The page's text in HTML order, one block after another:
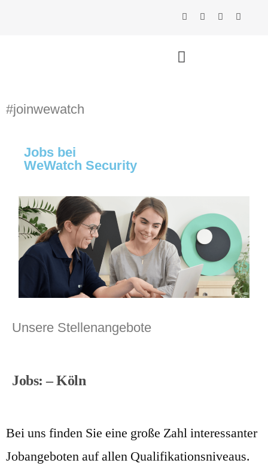
#joinwewatch
Jobs bei
WeWatch Security
Unsere Stellenangebote
Jobs: – Köln
Bei uns finden Sie eine große Zahl interessanter
Jobangeboten auf allen Qualifikationsniveaus.